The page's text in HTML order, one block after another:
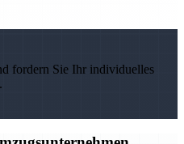
fordern Sie Ihr individuelles